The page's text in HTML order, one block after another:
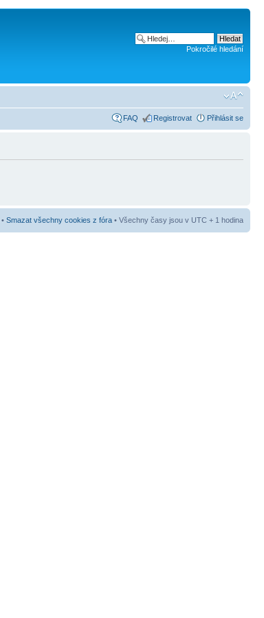
Pokročilé hledání
FAQ Registrovat Přihlásit se
• Smazat všechny cookies z fóra • Všechny časy jsou v UTC + 1 hodina